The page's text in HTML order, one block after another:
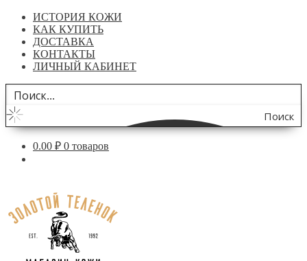
ИСТОРИЯ КОЖИ
КАК КУПИТЬ
ДОСТАВКА
КОНТАКТЫ
ЛИЧНЫЙ КАБИНЕТ
Поиск
по
0.00 ₽ 0 товаров
навигации
содержимому